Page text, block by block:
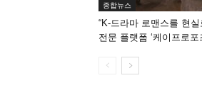
종합뉴스
“K-드라마 로맨스를 현실
전문 플랫폼 ‘케이프로포